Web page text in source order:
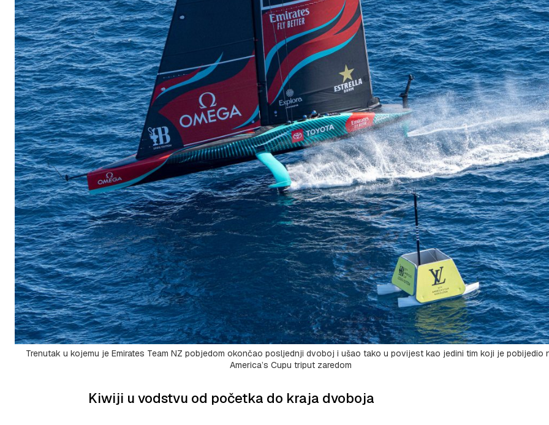
Trenutak u kojemu je Emirates Team NZ pobjedom okončao posljednji dvoboj i ušao tako u povijest kao jedini tim koji je pobijedio
America’s Cupu triput zaredom
Kiwiji u vodstvu od početka do kraja dvoboja